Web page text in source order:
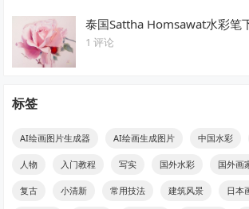
泰国Sattha Homsawat水彩笔
1 评论
标签
AI绘画图片生成器 AI绘画生成图片 中国水彩
人物 入门教程 写实 国外水彩 国外画
复古 小清新 常用技法 建筑风景 日本